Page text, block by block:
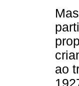
ao